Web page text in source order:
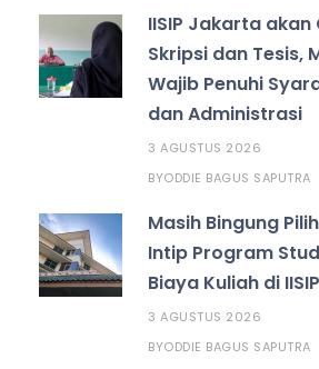
IISIP Jakarta akan
Skripsi dan Tesis,
Wajib Penuhi
dan Administrasi
3 AGUSTUS 2026
BYODDIE BAGUS SAPUTRA
Masih Bingung
Intip Program
Biaya Kuliah di
3 AGUSTUS 2026
BYODDIE BAGUS SAPUTRA